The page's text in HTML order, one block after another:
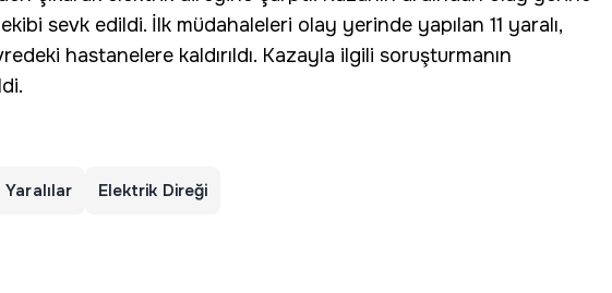
sevk edildi. İlk müdahaleleri olay yerinde yapılan 11 yaralı,
hastanelere kaldırıldı. Kazayla ilgili soruşturmanın
Yaralılar Elektrik Direği